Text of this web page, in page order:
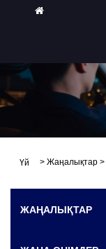
Үй > Жаңалықтар >
ЖАҢАЛЫҚТАР